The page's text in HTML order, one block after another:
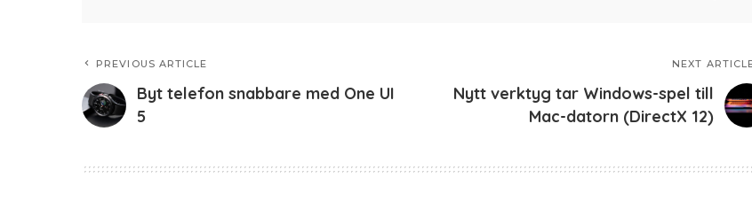
PREVIOUS ARTICLE
Byt telefon snabbare med One UI
5
NEXT
Nytt verktyg tar Windows-spel till
Mac-datorn (DirectX 12)